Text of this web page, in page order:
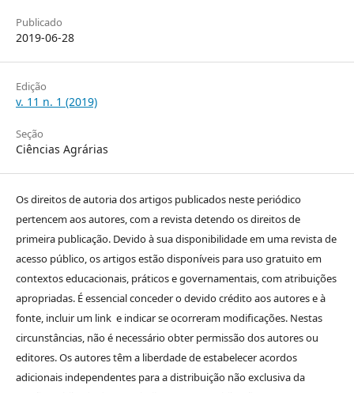
Publicado
2019-06-28
Edição
v. 11 n. 1 (2019)
Seção
Ciências Agrárias
Os direitos de autoria dos artigos publicados neste periódico
pertencem aos autores, com a revista detendo os direitos de
primeira publicação. Devido à sua disponibilidade em uma revista de
acesso público, os artigos estão disponíveis para uso gratuito em
contextos educacionais, práticos e governamentais, com atribuições
apropriadas. É essencial conceder o devido crédito aos autores e à
fonte, incluir um link e indicar se ocorreram modificações. Nestas
circunstâncias, não é necessário obter permissão dos autores ou
editores. Os autores têm a liberdade de estabelecer acordos
adicionais independentes para a distribuição não exclusiva da